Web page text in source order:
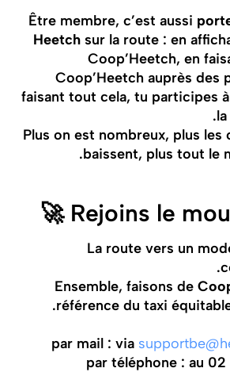
Être membre, c’est aussi
Heetch sur la route : en
Coop’Heetch, en
Coop’Heetch auprès des
faisant tout cela, tu participes
Plus on est nombreux, plus les
baissent, plus tout le
Rejoins le
La route vers un
Ensemble, faisons de
référence du taxi